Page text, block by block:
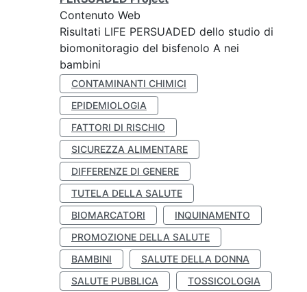
Contenuto Web
Risultati LIFE PERSUADED dello studio di
biomonitoragio del bisfenolo A nei
bambini
CONTAMINANTI CHIMICI
EPIDEMIOLOGIA
FATTORI DI RISCHIO
SICUREZZA ALIMENTARE
DIFFERENZE DI GENERE
TUTELA DELLA SALUTE
BIOMARCATORI
INQUINAMENTO
PROMOZIONE DELLA SALUTE
BAMBINI
SALUTE DELLA DONNA
SALUTE PUBBLICA
TOSSICOLOGIA